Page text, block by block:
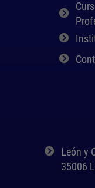
León y
35006